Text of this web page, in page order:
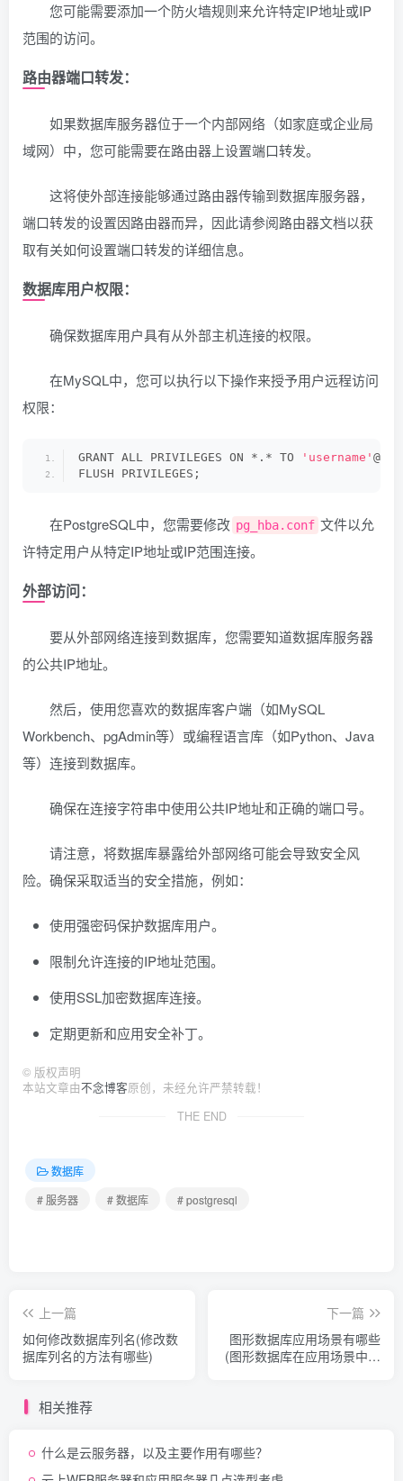
您可能需要添加一个防火墙规则来允许特定IP地址或IP
范围的访问。
路由器端口转发：
如果数据库服务器位于一个内部网络（如家庭或企业局
域网）中，您可能需要在路由器上设置端口转发。
这将使外部连接能够通过路由器传输到数据库服务器，
端口转发的设置因路由器而异，因此请参阅路由器文档以获
取有关如何设置端口转发的详细信息。
数据库用户权限：
确保数据库用户具有从外部主机连接的权限。
在MySQL中，您可以执行以下操作来授予用户远程访问
权限：
GRANT ALL PRIVILEGES ON *.* TO 'username' @
FLUSH PRIVILEGES;
在PostgreSQL中，您需要修改 pg_hba.conf 文件以允
许特定用户从特定IP地址或IP范围连接。
外部访问：
要从外部网络连接到数据库，您需要知道数据库服务器
的公共IP地址。
然后，使用您喜欢的数据库客户端（如MySQL
Workbench、pgAdmin等）或编程语言库（如Python、Java
等）连接到数据库。
确保在连接字符串中使用公共IP地址和正确的端口号。
请注意，将数据库暴露给外部网络可能会导致安全风
险。确保采取适当的安全措施，例如：
使用强密码保护数据库用户。
限制允许连接的IP地址范围。
使用SSL加密数据库连接。
定期更新和应用安全补丁。
© 版权声明
本站文章由不念博客原创，未经允许严禁转载！
THE END
数据库
# 服务器
# 数据库 # postgresql
上一篇
如何修改数据库列名(修改数
据库列名的方法有哪些)
下一篇
图形数据库应用场景有哪些
(图形数据库在应用场景中的
相关推荐
什么是云服务器，以及主要作用有哪些？